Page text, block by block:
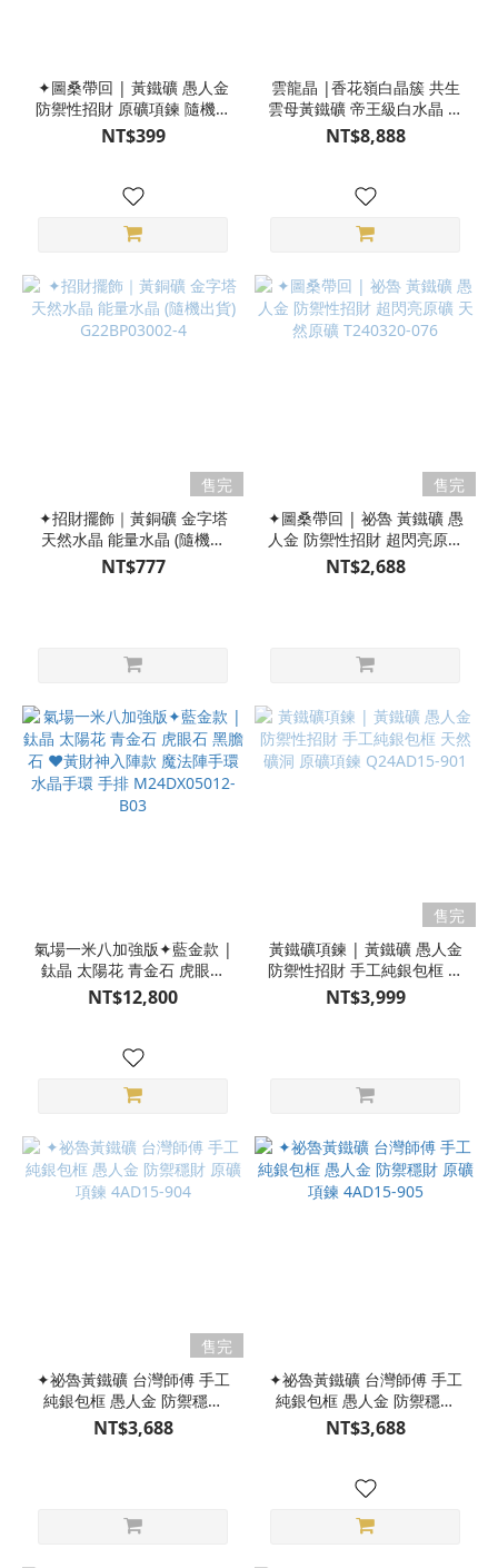
✦圖桑帶回 | 黃鐵礦 愚人金
防禦性招財 原礦項鍊 隨機出
貨 T240307-101
NT$399
雲龍晶 |香花嶺白晶簇 共生
雲母黃鐵礦 帝王級白水晶 天
然水晶 原礦 桌上型 風水擺
件 附座 4CC18-908
NT$8,888
售完
✦招財擺飾｜黃銅礦 金字塔
天然水晶 能量水晶 (隨機出
貨) G22BP03002-4
NT$777
售完
✦圖桑帶回 | 祕魯 黃鐵礦 愚
人金 防禦性招財 超閃亮原礦
天然原礦 T240320-076
NT$2,688
氣場一米八加強版✦藍金款 |
鈦晶 太陽花 青金石 虎眼石
黑膽石 ♥黃財神入陣款 魔法
陣手環 水晶手環 手排
NT$12,800
售完
黃鐵礦項鍊 | 黃鐵礦 愚人金
防禦性招財 手工純銀包框 天
然礦洞 原礦項鍊 Q24AD15-
901
NT$3,999
售完
✦祕魯黃鐵礦 台灣師傅 手工
純銀包框 愚人金 防禦穩財
原礦 項鍊 4AD15-904
NT$3,688
✦祕魯黃鐵礦 台灣師傅 手工
純銀包框 愚人金 防禦穩財
原礦 項鍊 4AD15-905
NT$3,688